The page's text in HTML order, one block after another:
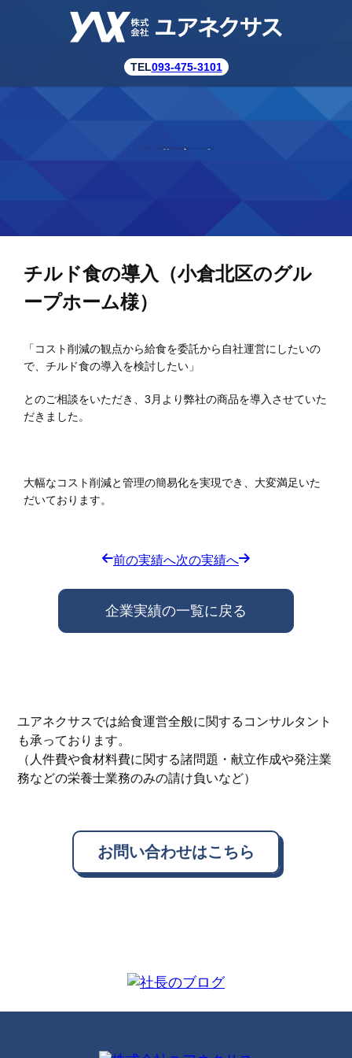
TEL093-475-3101
チルド食の導入（小倉北区のグル
ープホーム様）
「コスト削減の観点から給食を委託から自社運営にしたいの
で、チルド食の導入を検討したい」
とのご相談をいただき、3月より弊社の商品を導入させていた
だきました。
大幅なコスト削減と管理の簡易化を実現でき、大変満足いた
だいております。
前の実績へ次の実績へ
企業実績の一覧に戻る
ユアネクサスでは給食運営全般に関するコンサルタント
も承っております。
（人件費や食材料費に関する諸問題・献立作成や発注業
務などの栄養士業務のみの請け負いなど）
お問い合わせはこちら